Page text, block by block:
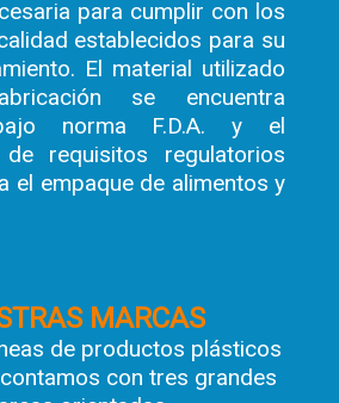
para cumplir con los
establecidos para su
El material utilizado
se encuentra
norma F.D.A. y el
de requisitos regulatorios
el empaque de alimentos y
MARCAS
de productos plásticos
con tres grandes